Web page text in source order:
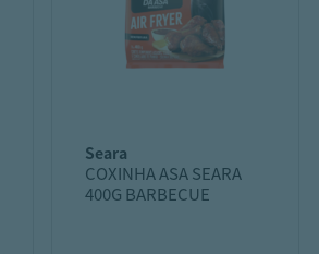
seara
COXINHA ASA SEARA
400G BARBECUE